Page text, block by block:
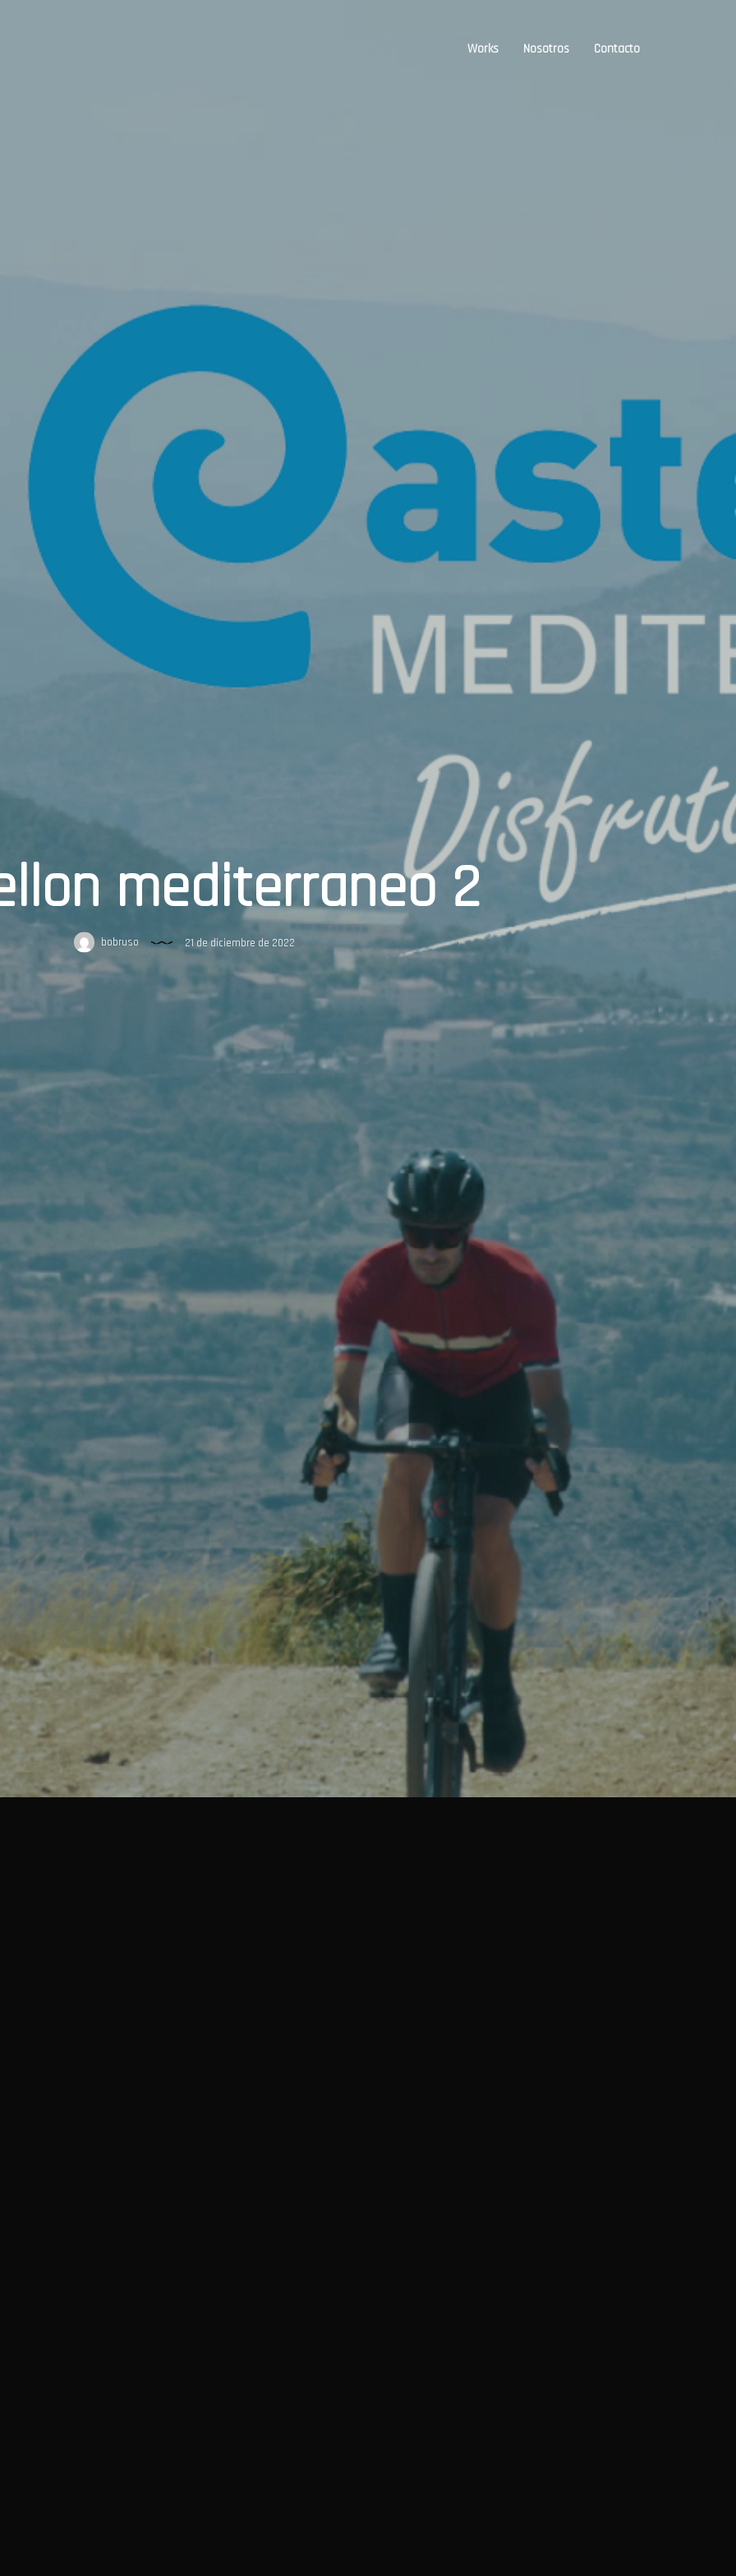
Works Nosotros Contacto
mediterraneo 2
bobruso 21 de diciembre de 2022